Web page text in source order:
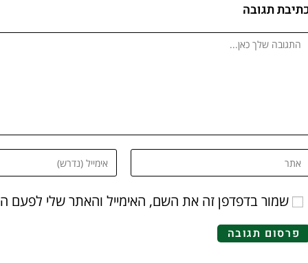
תגובה
שמור בדפדפן זה את השם, האימייל והאתר שלי לפעם